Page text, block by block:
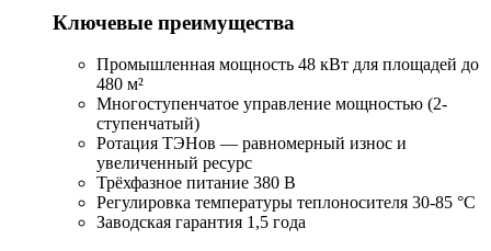
Ключевые преимущества
Промышленная мощность 48 кВт для площадей до
480 м²
Многоступенчатое управление мощностью (2-
ступенчатый)
Ротация ТЭНов — равномерный износ и
увеличенный ресурс
Трёхфазное питание 380 В
Регулировка температуры теплоносителя 30-85 °С
Заводская гарантия 1,5 года